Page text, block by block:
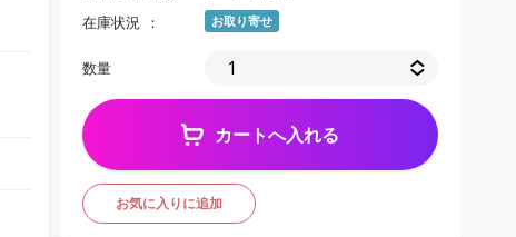
在庫状況
お取り寄せ
数量
カートへ入れる
お気に入りに追加